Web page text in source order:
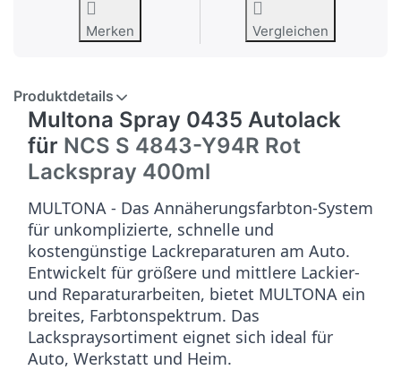
Merken Vergleichen
Produktdetails
Multona Spray 0435 Autolack
für NCS S 4843-Y94R Rot
Lackspray 400ml
MULTONA - Das Annäherungsfarbton-System
für unkomplizierte, schnelle und
kostengünstige Lackreparaturen am Auto.
Entwickelt für größere und mittlere Lackier-
und Reparaturarbeiten, bietet MULTONA ein
breites, Farbtonspektrum. Das
Lackspraysortiment eignet sich ideal für
Auto, Werkstatt und Heim.